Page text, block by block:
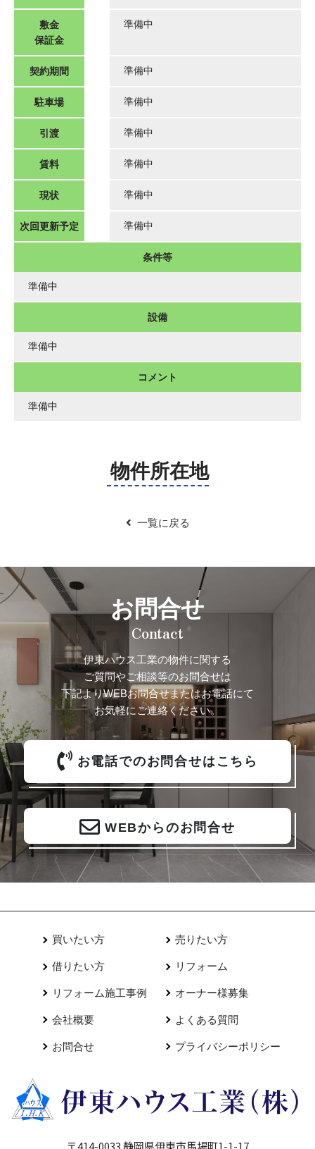
敷金
保証金
準備中
契約期間 準備中
駐車場 準備中
引渡 準備中
賃料 準備中
現状 準備中
次回更新予定 準備中
条件等
準備中
設備
準備中
コメント
準備中
物件所在地
一覧に戻る
お問合せ
Contact
伊東ハウス工業の物件に関する
ご質問やご相談等のお問合せは
下記よりWEBお問合せまたはお電話にて
お気軽にご連絡ください。
お電話でのお問合せはこちら
WEBからのお問合せ
買いたい方 売りたい方
借りたい方 リフォーム
リフォーム施工事例 オーナー様募集
会社概要 よくある質問
お問合せ プライバシーポリシー
〒414-0033 静岡県伊東市馬場町1-1-17